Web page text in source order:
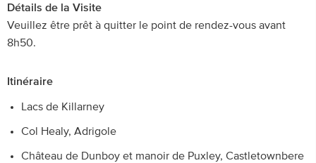
Détails de la Visite
Veuillez être prêt à quitter le point de rendez-vous avant
8h50.
Itinéraire
Lacs de Killarney
Col Healy, Adrigole
Château de Dunboy et manoir de Puxley, Castletownbere